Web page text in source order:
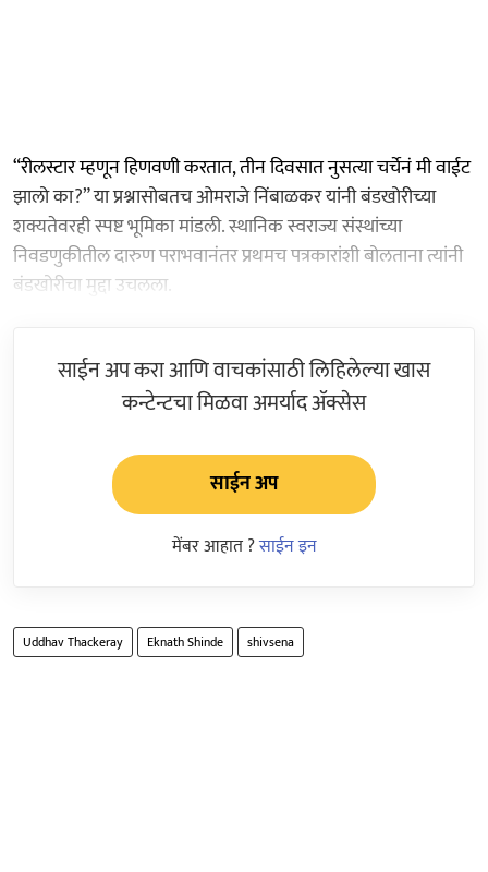
“रीलस्टार म्हणून हिणवणी करतात, तीन दिवसात नुसत्या चर्चेनं मी वाईट
झालो का?” या प्रश्नासोबतच ओमराजे निंबाळकर यांनी बंडखोरीच्या
शक्यतेवरही स्पष्ट भूमिका मांडली. स्थानिक स्वराज्य संस्थांच्या
निवडणुकीतील दारुण पराभवानंतर प्रथमच पत्रकारांशी बोलताना त्यांनी
बंडखोरीचा मुद्दा उचलला.
साईन अप करा आणि वाचकांसाठी लिहिलेल्या खास
कन्टेन्टचा मिळवा अमर्याद ॲक्सेस
साईन अप
मेंबर आहात ?साईन इन
Uddhav Thackeray Eknath Shinde shivsena